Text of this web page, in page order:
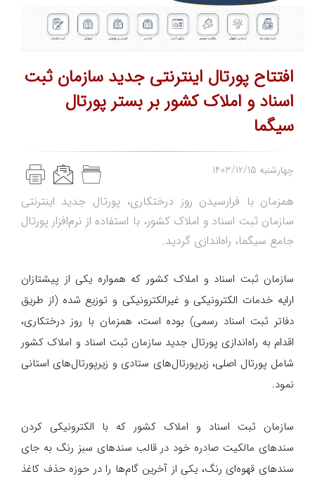
افتتاح پورتال اینترنتی جدید سازمان ثبت
اسناد و املاک کشور بر بستر پورتال
سیگما
1403/12/15 چهارشنبه
همزمان با فرارسیدن روز درختکاری، پورتال جدید اینترنتی
سازمان ثبت اسناد و املاک کشور، با استفاده از نرم‌افزار پورتال
جامع سیگما، راه‌اندازی گردید.
سازمان ثبت اسناد و املاک کشور که همواره یکی از پیشتازان
ارایه خدمات الکترونیکی و غیرالکترونیکی و توزیع شده (از طریق
دفاتر ثبت اسناد رسمی) بوده است، همزمان با روز درختکاری،
اقدام به راه‌اندازی پورتال جدید سازمان ثبت اسناد و املاک کشور
شامل پورتال اصلی، زیرپورتال‌های ستادی و زیرپورتال‌های استانی
نمود.
سازمان ثبت اسناد و املاک کشور که با الکترونیکی کردن
سندهای مالکیت صادره خود در قالب سندهای سبز رنگ به جای
سندهای قهوه‌ای رنگ، یکی از آخرین گام‌ها را در حوزه حذف کاغذ